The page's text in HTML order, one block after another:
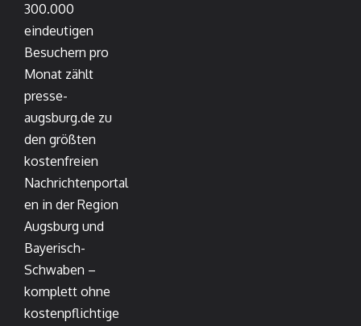
300.000
eindeutigen
Besuchern pro
Monat zählt
presse-
augsburg.de zu
den größten
kostenfreien
Nachrichtenportal
en in der Region
Augsburg und
Bayerisch-
Schwaben –
komplett ohne
kostenpflichtige